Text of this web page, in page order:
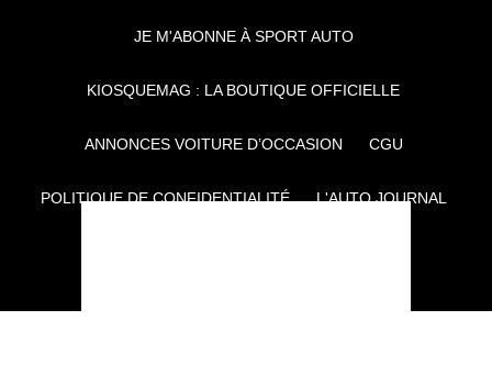
JE M'ABONNE À SPORT AUTO
KIOSQUEMAG : LA BOUTIQUE OFFICIELLE
ANNONCES VOITURE D’OCCASION CGU
POLITIQUE DE CONFIDENTIALITÉ L'AUTO JOURNAL